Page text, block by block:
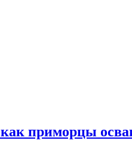
приморцы